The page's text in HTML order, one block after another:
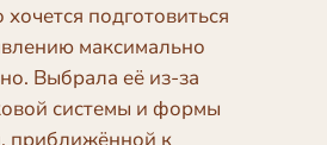
подготовиться
максимально
Выбрала её из-за
системы и формы
приближённой к